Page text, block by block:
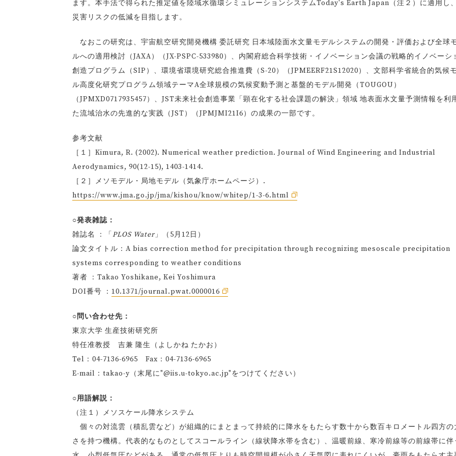
ます。本手法で得られた推定値を陸域水循環シミュレーションシステムToday's Earth Japan（注２）に適用し
災害リスクの低減を目指します。
なおこの研究は、宇宙航空研究開発機構 委託研究 日本域陸面水文量モデルシステムの開発・評価および全球
ルへの適用検討（JAXA）（JX-PSPC-533980）、内閣府総合科学技術・イノベーション会議の戦略的イノベーシ
創造プログラム（SIP）、環境省環境研究総合推進費（S-20）（JPMEERF21S12020）、文部科学省統合的気候
ル高度化研究プログラム領域テーマA全球規模の気候変動予測と基盤的モデル開発（TOUGOU）
（JPMXD0717935457）、JST未来社会創造事業「顕在化する社会課題の解決」領域 地表面水文量予測情報を利
た流域治水の先進的な実践（JST）（JPMJMI21I6）の成果の一部です。
参考文献
［１］Kimura, R. (2002). Numerical weather prediction. Journal of Wind Engineering and Industrial
Aerodynamics, 90(12-15), 1403-1414.
［２］メソモデル・局地モデル（気象庁ホームページ）.
https://www.jma.go.jp/jma/kishou/know/whitep/1-3-6.html
○発表雑誌：
雑誌名 ：「PLOS Water」（5月12日）
論文タイトル：A bias correction method for precipitation through recognizing mesoscale precipitation
systems corresponding to weather conditions
著者 ：Takao Yoshikane, Kei Yoshimura
DOI番号 ： 10.1371/journal.pwat.0000016
○問い合わせ先：
東京大学 生産技術研究所
特任准教授 吉兼 隆生（よしかね たかお）
Tel：04-7136-6965 Fax：04-7136-6965
E-mail：takao-y（末尾に"@iis.u-tokyo.ac.jp"をつけてください）
○用語解説：
（注１）メソスケール降水システム
個々の対流雲（積乱雲など）が組織的にまとまって持続的に降水をもたらす数十から数百キロメートル四方の
さを持つ機構。代表的なものとしてスコールライン（線状降水帯を含む）、温暖前線、寒冷前線等の前線帯に伴